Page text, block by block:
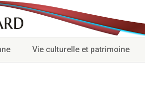
Vie culturelle et patrimoine